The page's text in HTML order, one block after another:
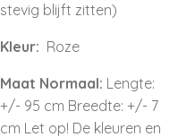
stevig blijft zitten)
Kleur: Roze
Maat Normaal: Lengte:
+/- 95 cm Breedte: +/- 7
cm Let op! De kleuren en